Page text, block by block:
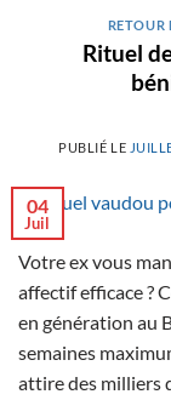
RETOUR
Rituel
PUBLIÉ LE
04
Juil
Votre ex vous
affectif efficace ?
en génération au
semaines
attire des milliers